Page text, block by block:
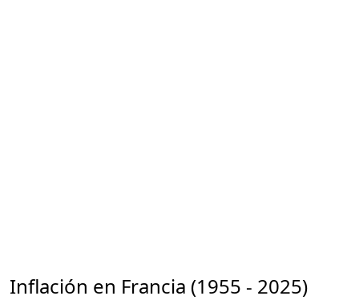
Inflación en Francia (1955 - 2025)